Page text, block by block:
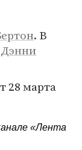
. В
Дэнни
28 марта
«Лента